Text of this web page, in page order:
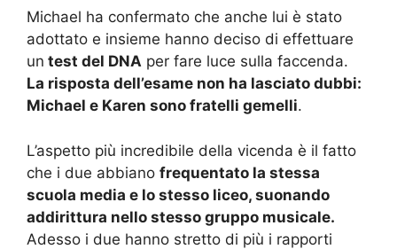
Michael ha confermato che anche lui è stato
adottato e insieme hanno deciso di effettuare
un test del DNA per fare luce sulla faccenda.
La risposta dell’esame non ha lasciato dubbi:
Michael e Karen sono fratelli gemelli.
L’aspetto più incredibile della vicenda è il fatto
che i due abbiano frequentato la stessa
scuola media e lo stesso liceo, suonando
addirittura nello stesso gruppo musicale.
Adesso i due hanno stretto di più i rapporti